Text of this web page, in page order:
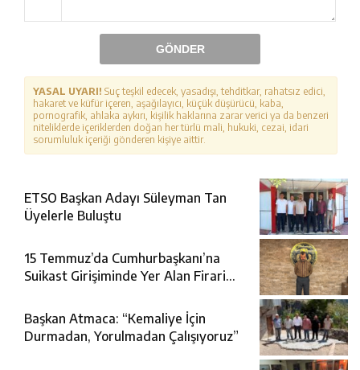
GÖNDER
YASAL UYARI! Suç teşkil edecek, yasadışı, tehditkar, rahatsız edici,
hakaret ve küfür içeren, aşağılayıcı, küçük düşürücü, kaba,
pornografik, ahlaka aykırı, kişilik haklarına zarar verici ya da benzeri
niteliklerde içeriklerden doğan her türlü mali, hukuki, cezai, idari
sorumluluk içeriği gönderen kişiye aittir.
ETSO Başkan Adayı Süleyman Tan
Üyelerle Buluştu
15 Temmuz’da Cumhurbaşkanı’na
Suikast Girişiminde Yer Alan Firari
Başkan Atmaca: “Kemaliye İçin
Durmadan, Yorulmadan Çalışıyoruz”